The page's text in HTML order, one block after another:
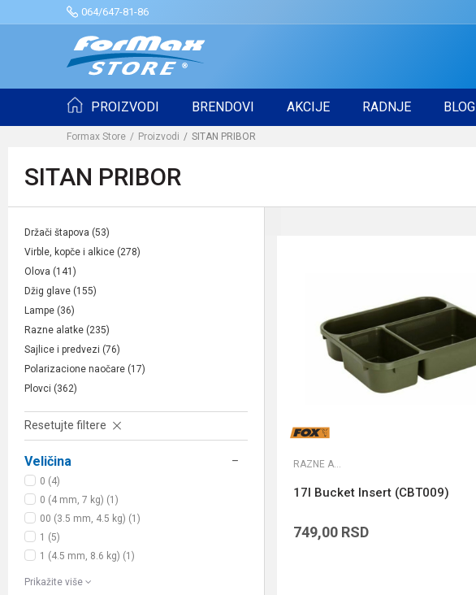
064/647-81-86
PROIZVODI BRENDOVI AKCIJE RADNJE BLOG
Formax Store Proizvodi SITAN PRIBOR
SITAN PRIBOR
Držači štapova (53)
Virble, kopče i alkice (278)
Olova (141)
Džig glave (155)
Lampe (36)
Razne alatke (235)
Sajlice i predvezi (76)
Polarizacione naočare (17)
Plovci (362)
Resetujte filtere
Veličina
0 (4)
0 (4 mm, 7 kg) (1)
00 (3.5 mm, 4.5 kg) (1)
1 (5)
1 (4.5 mm, 8.6 kg) (1)
Prikažite više
RAZNE ALATKE
17l Bucket Insert (CBT009)
749,00 RSD